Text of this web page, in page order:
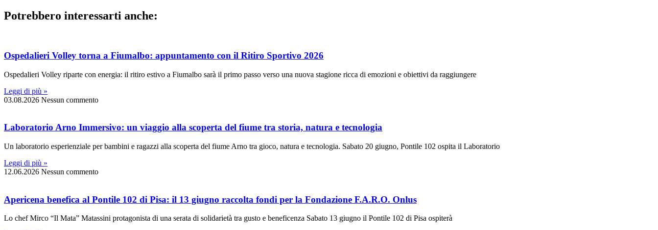
Potrebbero interessarti anche:
Ospedalieri Volley torna a Fiumalbo: appuntamento con il Ritiro Sportivo 2026
Ospedalieri Volley riparte con energia: il ritiro estivo a Fiumalbo sarà il primo passo verso una nuova stagione ricca di emozioni e obiettivi da raggiungere
Leggi di più »
03.08.2026 Nessun commento
Laboratorio Arno Immersivo: un viaggio alla scoperta del fiume tra storia, natura e tecnologia
Un laboratorio esperienziale per bambini e ragazzi alla scoperta del fiume Arno tra gioco, natura e tecnologia. Sabato 20 giugno, Pontile 102 ospita il Laboratorio
Leggi di più »
12.06.2026 Nessun commento
Apericena benefica al Pontile 102 di Pisa: il 13 giugno raccolta fondi per la Fondazione F.A.R.O. Onlus
Lo chef Mirco “Il Mata” Matassini protagonista di una serata di solidarietà tra gusto e beneficenza Sabato 13 giugno il Pontile 102 di Pisa ospiterà